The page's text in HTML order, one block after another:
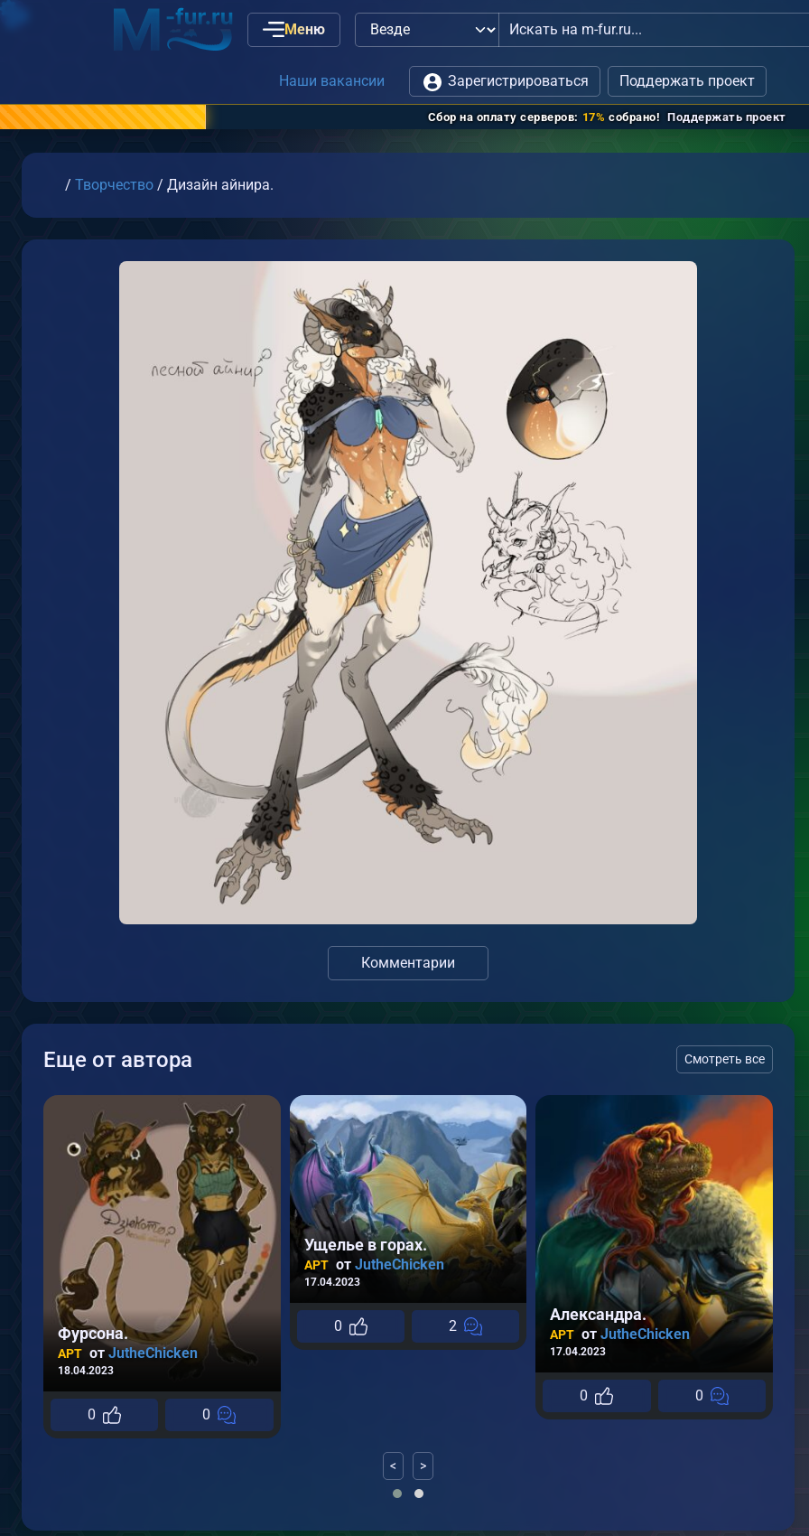
Меню
илисвязь с администрациейЗарегистрироваться Поддержать проект
Сбор на оплату серверов: 17% собрано! Поддержать проект
Главная
/ Творчество / Дизайн айнира.
Комментарии
Еще от автора Смотреть все
Фурсона.
АРТ от JutheChicken
18.04.2023
0 0
Ущелье в горах.
АРТ от JutheChicken
17.04.2023
0 2
Александра.
АРТ отJutheChicken
17.04.2023
0 0
< >